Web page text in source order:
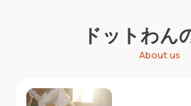
ドットわん
About us